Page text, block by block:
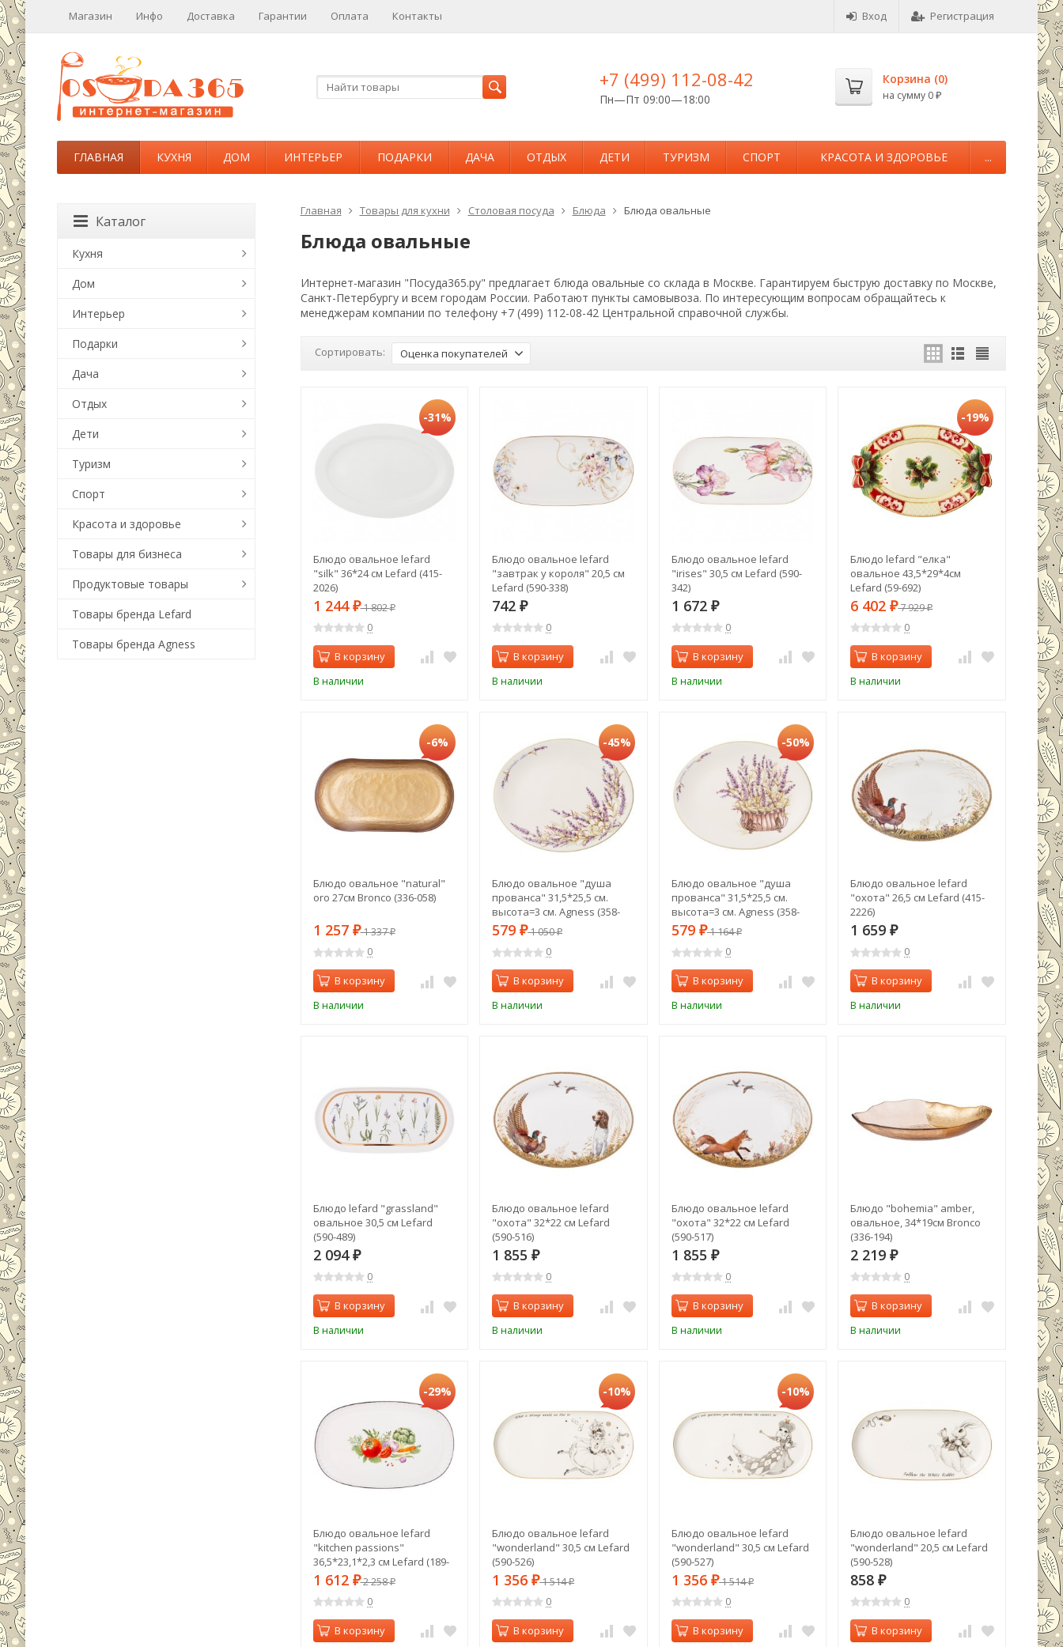
Магазин Инфо Доставка Гарантии Оплата Контакты Вход Регистрация
+7 (499) 112-08-42
Пн—Пт 09:00—18:00
Корзина (0)
на сумму 0 ₽
ГЛАВНАЯ КУХНЯ ДОМ ИНТЕРЬЕР ПОДАРКИ ДАЧА ОТДЫХ ДЕТИ ТУРИЗМ СПОРТ КРАСОТА И ЗДОРОВЬЕ ...
Главная Товары для кухни Столовая посуда Блюда Блюда овальные
Блюда овальные
Интернет-магазин "Посуда365.ру" предлагает блюда овальные со склада в Москве. Гарантируем быструю доставку по Москве,
Санкт-Петербургу и всем городам России. Работают пункты самовывоза. По интересующим вопросам обращайтесь к
менеджерам компании по телефону +7 (499) 112-08-42 Центральной справочной службы.
Сортировать: Оценка покупателей
-31%
Блюдо овальное lefard
"silk" 36*24 см Lefard (415-
2026)
1 244 ₽1 802₽
0
В корзину
В наличии
Блюдо овальное lefard
"завтрак у короля" 20,5 см
Lefard (590-338)
742₽
0
В корзину
В наличии
Блюдо овальное lefard
"irises" 30,5 см Lefard (590-
342)
1 672 ₽
0
В корзину
В наличии
-19%
Блюдо lefard "елка"
овальное 43,5*29*4см
Lefard (59-692)
6 402₽7 929₽
0
В корзину
В наличии
-6%
Блюдо овальное "natural"
oro 27см Bronco (336-058)
1 257 ₽1 337₽
0
В корзину
В наличии
-45%
Блюдо овальное "душа
прованса" 31,5*25,5 см.
высота=3 см. Agness (358-
2039)
579₽1 050₽
0
В корзину
В наличии
-50%
Блюдо овальное "душа
прованса" 31,5*25,5 см.
высота=3 см. Agness (358-
2038)
579 ₽1 164₽
0
В корзину
В наличии
Блюдо овальное lefard
"охота" 26,5 см Lefard (415-
2226)
1 659₽
0
В корзину
В наличии
Блюдо lefard "grassland"
овальное 30,5 см Lefard
(590-489)
2 094 ₽
0
В корзину
В наличии
Блюдо овальное lefard
"охота" 32*22 см Lefard
(590-516)
1 855₽
0
В корзину
В наличии
Блюдо овальное lefard
"охота" 32*22 см Lefard
(590-517)
1 855 ₽
0
В корзину
В наличии
Блюдо "bohemia" amber,
овальное, 34*19см Bronco
(336-194)
2 219₽
0
В корзину
В наличии
-29%
Блюдо овальное lefard
"kitchen passions"
36,5*23,1*2,3 см Lefard (189-
480)
1 612 ₽2 258₽
0
В корзину
-10%
Блюдо овальное lefard
"wonderland" 30,5 см Lefard
(590-526)
1 356₽1 514₽
0
В корзину
-10%
Блюдо овальное lefard
"wonderland" 30,5 см Lefard
(590-527)
1 356 ₽1 514₽
0
В корзину
Блюдо овальное lefard
"wonderland" 20,5 см Lefard
(590-528)
858₽
0
В корзину
Каталог
Кухня
Дом
Интерьер
Подарки
Дача
Отдых
Дети
Туризм
Спорт
Красота и здоровье
Товары для бизнеса
Продуктовые товары
Товары бренда Lefard
Товары бренда Agness